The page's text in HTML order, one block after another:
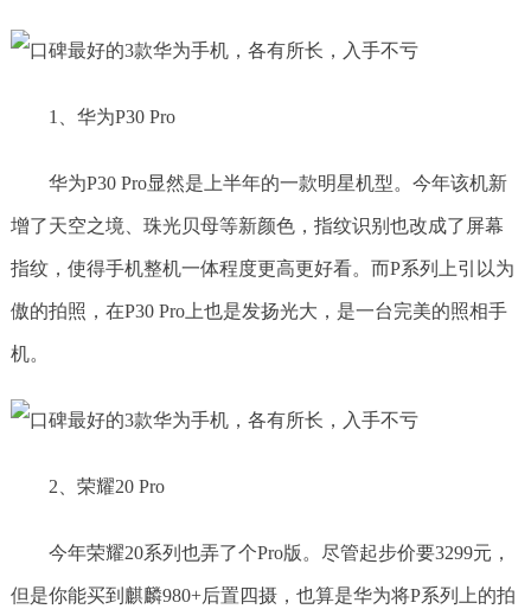
1、华为P30 Pro
华为P30 Pro显然是上半年的一款明星机型。今年该机新
增了天空之境、珠光贝母等新颜色，指纹识别也改成了屏幕
指纹，使得手机整机一体程度更高更好看。而P系列上引以为
傲的拍照，在P30 Pro上也是发扬光大，是一台完美的照相手
机。
2、荣耀20 Pro
今年荣耀20系列也弄了个Pro版。尽管起步价要3299元，
但是你能买到麒麟980+后置四摄，也算是华为将P系列上的拍